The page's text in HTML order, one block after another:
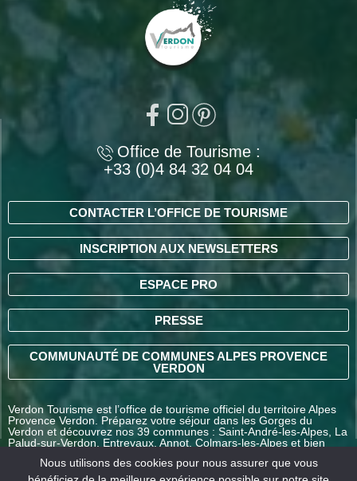
Office de Tourisme :
+33 (0)4 84 32 04 04
CONTACTER L’OFFICE DE TOURISME
INSCRIPTION AUX NEWSLETTERS
ESPACE PRO
PRESSE
COMMUNAUTÉ DE COMMUNES ALPES PROVENCE
VERDON
Verdon Tourisme est l’office de tourisme officiel du territoire Alpes
Provence Verdon. Préparez votre séjour dans les Gorges du
Verdon et découvrez nos 39 communes : Saint-André-les-Alpes, La
Palud-sur-Verdon, Entrevaux, Annot, Colmars-les-Alpes et bien
Nous utilisons des cookies pour nous assurer que vous